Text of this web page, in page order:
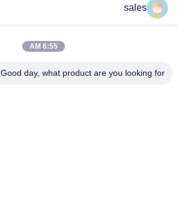
صمام أنبوب نحاسي مقاس 1/2 بوصة X1 / 2 بوصة
sales
6:55 AM
Good day, what product are you looking for?